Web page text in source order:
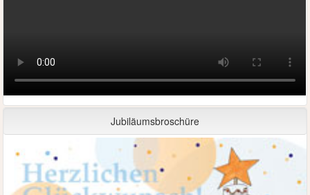
Jubiläumsbroschüre